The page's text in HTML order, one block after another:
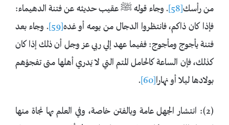
‌من ‌رأسك[58]
. وجاء قوله ﷺ عقيب حديثه عن فتنة الدهيماء:
فإذا كان ذاكم، فانتظروا ‌الدجال ‌من ‌يومه ‌أو ‌غده[59]
. وجاء بعد
فتنة يأجوج ومأجوج: ففيما عهد إلي ربي عز وجل أن ذلك إذا كان
كذلك، فإن الساعة كالحامل المتم التي لا يَدري أهلها متى تفجؤهم
بولادها ليلا أو نهارا[60]
.
(2): انتشار الجهل عامة وبالفتن خاصة، وفي العلم بها نجاة منها